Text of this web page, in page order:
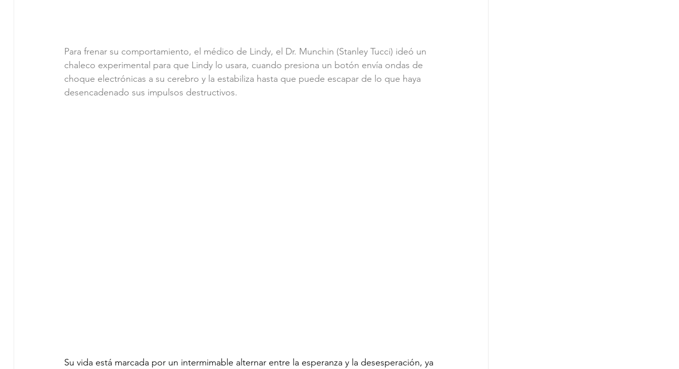
Para frenar su comportamiento, el médico de Lindy, el Dr. Munchin (Stanley Tucci) ideó un
chaleco experimental para que Lindy lo usara, cuando presiona un botón envía ondas de
choque electrónicas a su cerebro y la estabiliza hasta que puede escapar de lo que haya
desencadenado sus impulsos destructivos.
Su vida está marcada por un intermimable alternar entre la esperanza y la desesperación, ya